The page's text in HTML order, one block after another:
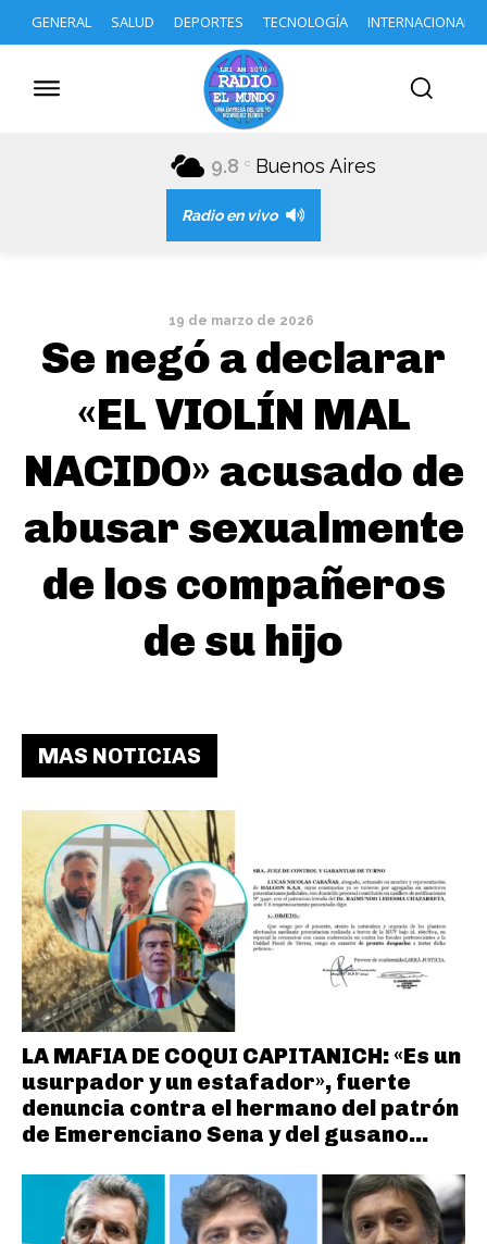
GENERAL SALUD DEPORTES TECNOLOGÍA INTERNACIONAL
9.8 C Buenos Aires
Radio en vivo
19 de marzo de 2026
Se negó a declarar
«EL VIOLÍN MAL
NACIDO» acusado de
abusar sexualmente
de los compañeros
de su hijo
MAS NOTICIAS
LA MAFIA DE COQUI CAPITANICH: «Es un
usurpador y un estafador», fuerte
denuncia contra el hermano del patrón
de Emerenciano Sena y del gusano...